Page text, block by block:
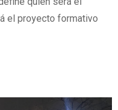
el proyecto formativo